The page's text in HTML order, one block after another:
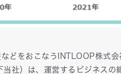
どをおこなうINTLOOP株式会
社）は、運営するビジネスの